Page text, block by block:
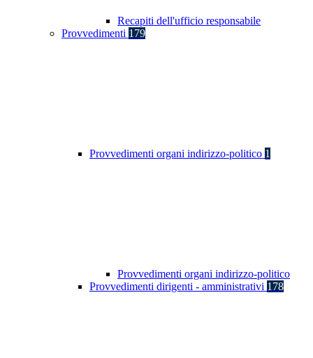
Recapiti dell'ufficio responsabile
Provvedimenti 179
Provvedimenti organi indirizzo-politico 1
Provvedimenti organi indirizzo-politico
Provvedimenti dirigenti - amministrativi 178